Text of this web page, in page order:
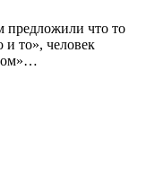
предложили что то
и то», человек